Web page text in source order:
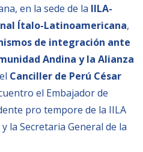
en la sede de la IILA-
Ítalo-Latinoamericana,
de integración ante
Andina y la Alianza
Canciller de Perú César
el Embajador de
pro tempore de la IILA
la Secretaria General de la